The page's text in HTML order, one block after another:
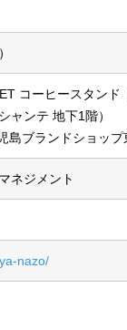
コーヒースタンド
ャンテ 地下1階）
島ブランドショップ
ネジメント
nazo/